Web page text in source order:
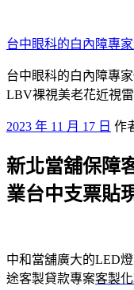
至
主
要
內
台中眼科的白內障專
台中眼科的白內障專
LBV裸視美老花近視
發
於
2023 年 11 月 17 日 作
新北當舖保障
業台中支票貼
中和當舖廣大的LED
途客製貸款專案客製